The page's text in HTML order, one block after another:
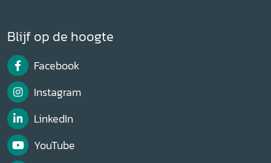
Blijf op de hoogte
Facebook
Instagram
LinkedIn
YouTube